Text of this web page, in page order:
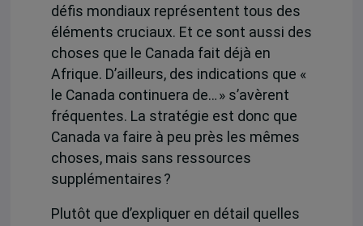
défis mondiaux représentent tous des
éléments cruciaux. Et ce sont aussi des
choses que le Canada fait déjà en
Afrique. D’ailleurs, des indications que «
le Canada continuera de… » s’avèrent
fréquentes. La stratégie est donc que
Canada va faire à peu près les mêmes
choses, mais sans ressources
supplémentaires ?
Plutôt que d’expliquer en détail quelles